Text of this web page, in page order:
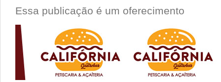
Essa publicação é um oferecimento